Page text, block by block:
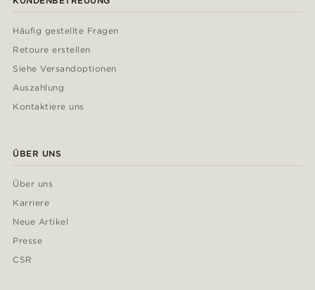
Häufig gestellte Fragen
Retoure erstellen
Siehe Versandoptionen
Auszahlung
Kontaktiere uns
ÜBER UNS
Über uns
Karriere
Neue Artikel
Presse
CSR